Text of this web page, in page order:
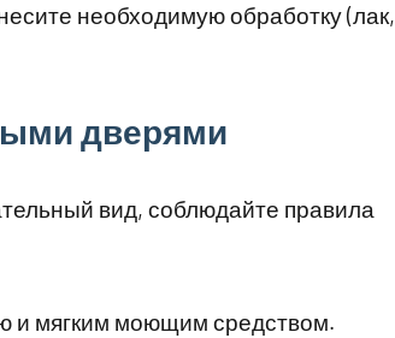
необходимую обработку (лак,
дверями
вид, соблюдайте правила
и мягким моющим средством.